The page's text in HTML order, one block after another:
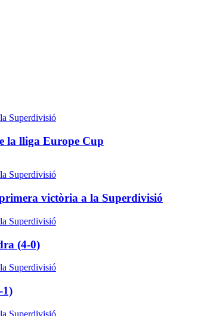
la lliga Europe Cup
victòria a la Superdivisió
(4-0)
1)